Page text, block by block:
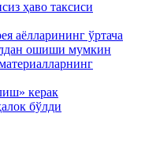
ҳаво таксиси
аёлларининг ўртача
ошиши мумкин
керак
бўлди